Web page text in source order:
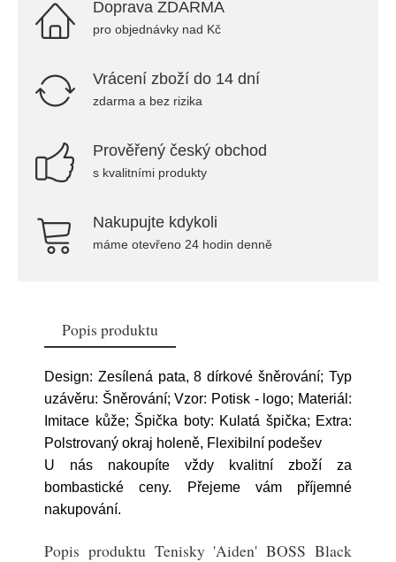
Doprava ZDARMA
pro objednávky nad Kč
Vrácení zboží do 14 dní
zdarma a bez rizika
Prověřený český obchod
s kvalitními produkty
Nakupujte kdykoli
máme otevřeno 24 hodin denně
Popis produktu
Design: Zesílená pata, 8 dírkové šněrování; Typ
uzávěru: Šněrování; Vzor: Potisk - logo; Materiál:
Imitace kůže; Špička boty: Kulatá špička; Extra:
Polstrovaný okraj holeně, Flexibilní podešev
U nás nakoupíte vždy kvalitní zboží za
bombastické ceny. Přejeme vám příjemné
nakupování.
Popis produktu Tenisky 'Aiden' BOSS Black